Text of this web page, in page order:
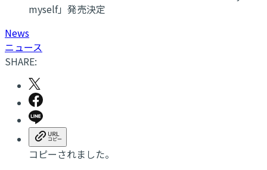
myself」発売決定
News
ニュース
SHARE:
コピーされました。